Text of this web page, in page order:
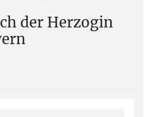
der Herzogin